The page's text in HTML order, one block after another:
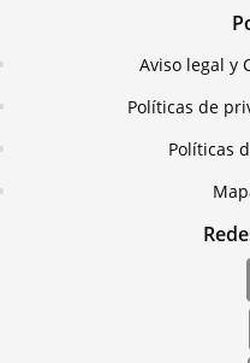
Aviso legal y
Políticas de
Políticas